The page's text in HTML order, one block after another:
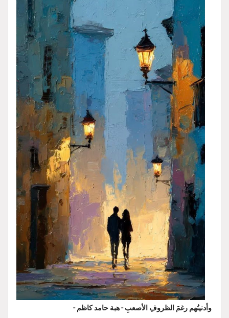
وأدنيتُهم رغمَ الظروفِ الأصعبِ - هبة حامد كاظم -